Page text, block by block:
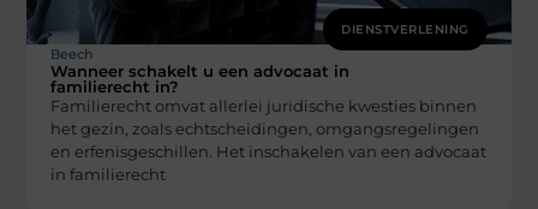
DIENSTVERLENING
Beech
Wanneer schakelt u een advocaat in
familierecht in?
Familierecht omvat allerlei juridische kwesties binnen
het gezin, zoals echtscheidingen, omgangsregelingen
en erfenisgeschillen. Het inschakelen van een advocaat
in familierecht